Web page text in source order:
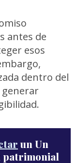
antes de
esos
dentro del
generar
un Un
patrimonial